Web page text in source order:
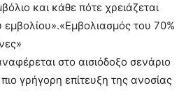
και κάθε πότε χρειάζεται
του 70%
στο αισιόδοξο σενάριο
γρήγορη επίτευξη της ανοσίας